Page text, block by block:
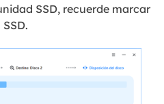
SSD, recuerde marcar